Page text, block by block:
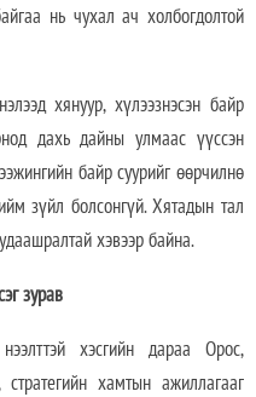
нь чухал ач холбогдолтой
хянуур, хүлээзнэсэн байр
дахь дайны улмаас үүссэн
байр суурийг өөрчилнө
зүйл болсонгүй. Хятадын тал
хэвээр байна.
зурав
хэсгийн дараа Орос,
хамтын ажиллагааг